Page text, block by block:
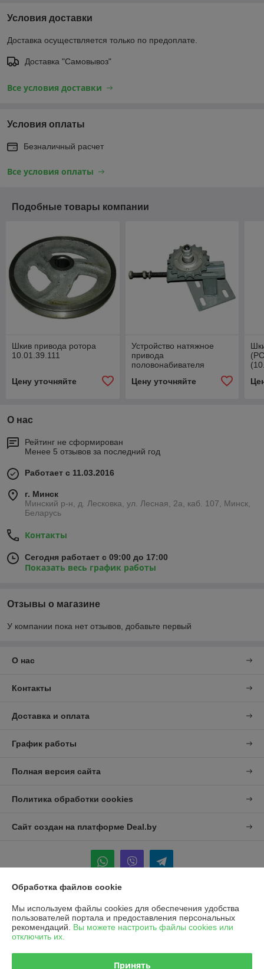
Условия доставки
Доставка осуществляется только по предоплате.
Доставка "Самовывоз"
Все условия доставки
Условия оплаты
Безналичный расчет
Все условия оплаты
Подобные товары компании
Шкив привода ротора
10.01.39.111
Цену уточняйте
Устройство натяжное
привода
половонабивателя
10.01.30.020Б (звездочка
54-2-48-1)
Цену уточняйте
О нас
Рейтинг не сформирован
Менее 5 отзывов за последний год
Работает с 11.03.2016
г. Минск
Минский р-н, д. Лесковка, ул. Лесная, 2а, каб. 107, Минск,
Беларусь
Контакты
Сегодня работает с 09:00 до 17:00
Показать весь график работы
Отзывы о магазине
У компании пока нет отзывов, добавьте первый
О нас
Контакты
Доставка и оплата
График работы
Полная версия сайта
Политика обработки cookies
Сайт создан на платформе Deal.by
Информация для покупателя
Юридическое лицо:УП "Агро-Дон-Снаб"
220086 г. Минск, ул. Славинского 8А, к.5
Регистрационный номер ЕГР: 190437992
Обработка файлов cookie
Мы используем файлы cookies для обеспечения удобства
пользователей портала и предоставления персональных
рекомендаций. Вы можете настроить файлы cookies или
отключить их.
Принять